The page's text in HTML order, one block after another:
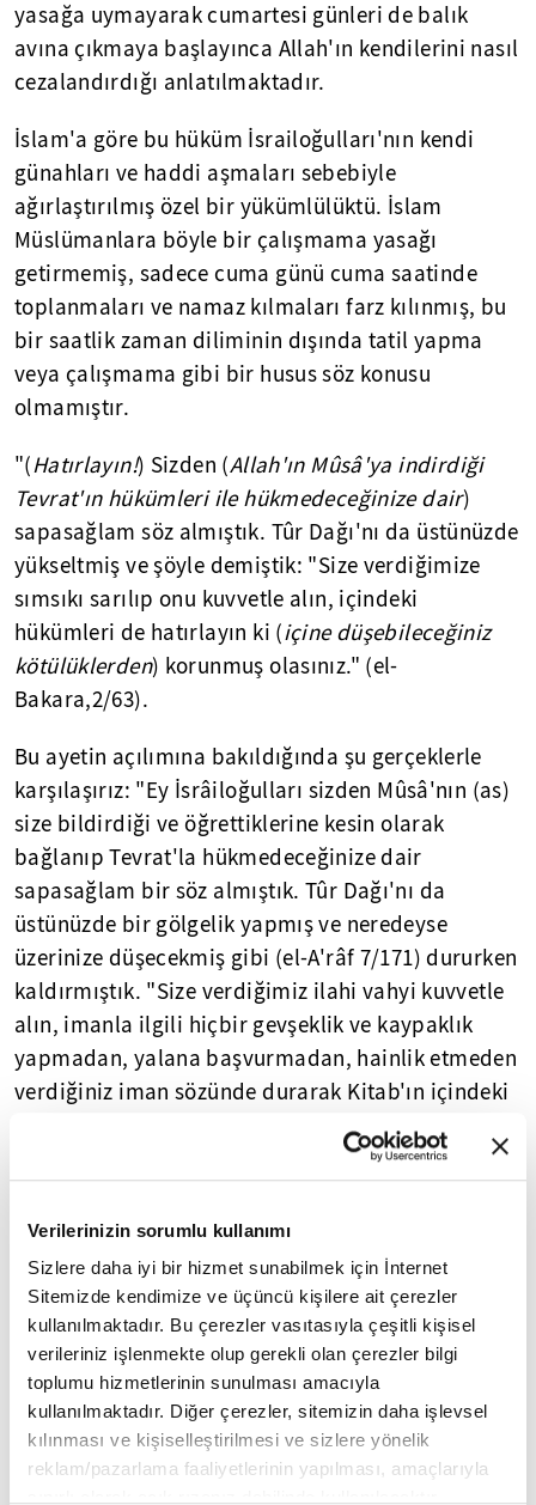
Verilerinizin sorumlu kullanımı
Sizlere daha iyi bir hizmet sunabilmek için İnternet
Sitemizde kendimize ve üçüncü kişilere ait çerezler
kullanılmaktadır. Bu çerezler vasıtasıyla çeşitli kişisel
verileriniz işlenmekte olup gerekli olan çerezler bilgi
toplumu hizmetlerinin sunulması amacıyla
kullanılmaktadır. Diğer çerezler, sitemizin daha işlevsel
kılınması ve kişiselleştirilmesi ve sizlere yönelik
reklam/pazarlama faaliyetlerinin yapılması, amaçlarıyla
yasağa uymayarak cumartesi günleri de balık
avına çıkmaya başlayınca Allah'ın kendilerini nasıl
cezalandırdığı anlatılmaktadır.
İslam'a göre bu hüküm İsrailoğulları'nın kendi
günahları ve haddi aşmaları sebebiyle
ağırlaştırılmış özel bir yükümlülüktü. İslam
Müslümanlara böyle bir çalışmama yasağı
getirmemiş, sadece cuma günü cuma saatinde
toplanmaları ve namaz kılmaları farz kılınmış, bu
bir saatlik zaman diliminin dışında tatil yapma
veya çalışmama gibi bir husus söz konusu
olmamıştır.
"(Hatırlayın!) Sizden (Allah'ın Mûsâ'ya indirdiği
Tevrat'ın hükümleri ile hükmedeceğinize dair)
sapasağlam söz almıştık. Tûr Dağı'nı da üstünüzde
yükseltmiş ve şöyle demiştik: "Size verdiğimize
sımsıkı sarılıp onu kuvvetle alın, içindeki
hükümleri de hatırlayın ki (içine düşebileceğiniz
kötülüklerden) korunmuş olasınız." (el-
Bakara,2/63).
Bu ayetin açılımına bakıldığında şu gerçeklerle
karşılaşırız: "Ey İsrâiloğulları sizden Mûsâ'nın (as)
size bildirdiği ve öğrettiklerine kesin olarak
bağlanıp Tevrat'la hükmedeceğinize dair
sapasağlam bir söz almıştık. Tûr Dağı'nı da
üstünüzde bir gölgelik yapmış ve neredeyse
üzerinize düşecekmiş gibi (el-A'râf 7/171) dururken
kaldırmıştık. "Size verdiğimiz ilahi vahyi kuvvetle
alın, imanla ilgili hiçbir gevşeklik ve kaypaklık
yapmadan, yalana başvurmadan, hainlik etmeden
verdiğiniz iman sözünde durarak Kitab'ın içindeki
bütün hükümleri, emir ve yasakları da hatırlayın
ve bu emirlere uyunuz. Dinin şer'î hükümlerine ve
öğrettiklerine gerektiği gibi bağlanarak,
yanlışlıklar yapmadan, Kur'ân ve sünnete uygun
bir şekilde ibadet edin ki kendinizi cehennem
azabından koruyarak sakınasınız ve Allah yolunda
samimiyetle yürüyen muttaki kullar mertebesine
eresiniz."
Bu sözler her ne kadar Hz. Mûsâ'nın o günlerdeki
kavmi için bir Kur'ân-ı Kerim kıssası olarak